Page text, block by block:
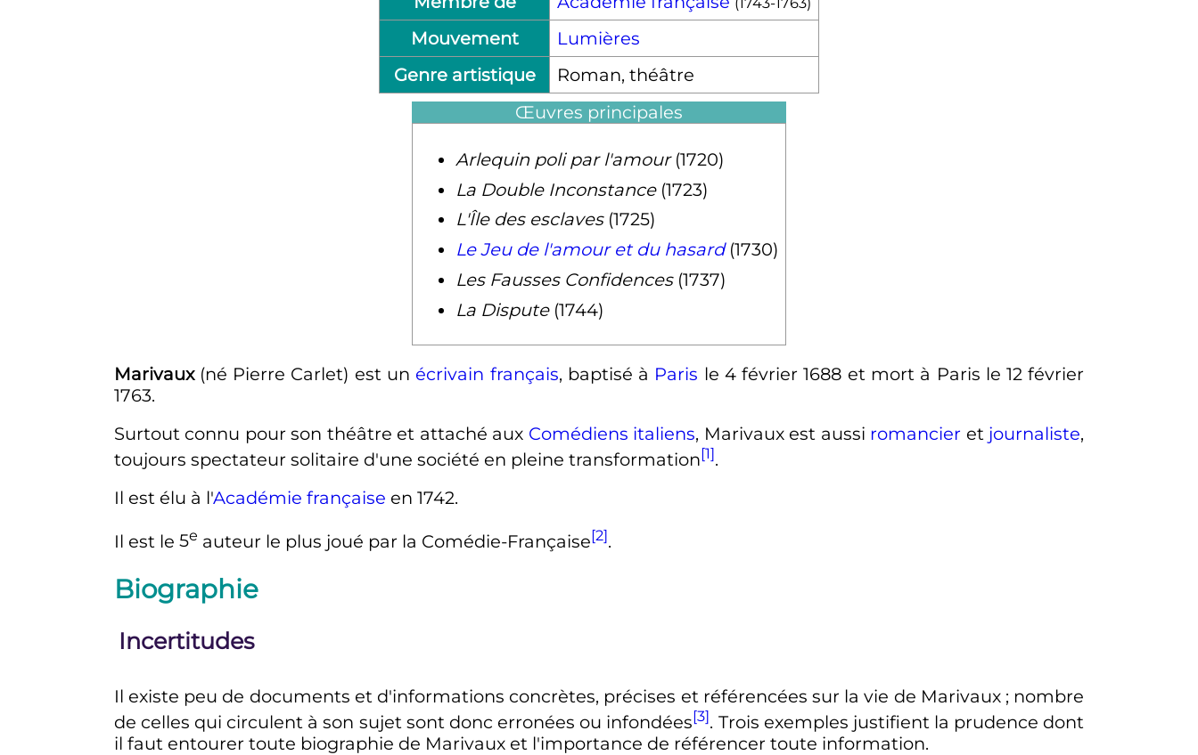
Mouvement
Lumières
Genre artistique
Roman, théâtre
Œuvres principales
Arlequin poli par l'amour(1720)
La Double Inconstance(1723)
L'Île des esclaves(1725)
Le Jeu de l'amour et du hasard(1730)
Les Fausses Confidences(1737)
La Dispute(1744)
Marivaux(né Pierre Carlet) est un écrivain français, baptisé à Paris le 4 février 1688 et mort à Paris le12 février
1763.
Surtout connu pour son théâtre et attaché aux Comédiens italiens, Marivaux est aussi romancier et journaliste,
toujours spectateur solitaire d'une société en pleine transformation[1].
Il est élu à l'Académie française en 1742.
Il est le 5e auteur le plus joué par la Comédie-Française[2].
Biographie
Incertitudes
Il existe peu de documents et d'informations concrètes, précises et référencées sur la vie de Marivaux ; nombre
de celles qui circulent à son sujet sont donc erronées ou infondées[3]. Trois exemples justifient la prudence dont
il faut entourer toute biographie de Marivaux et l'importance de référencer toute information.